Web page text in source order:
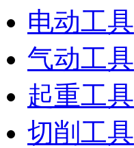
电动工具
气动工具
起重工具
切削工具